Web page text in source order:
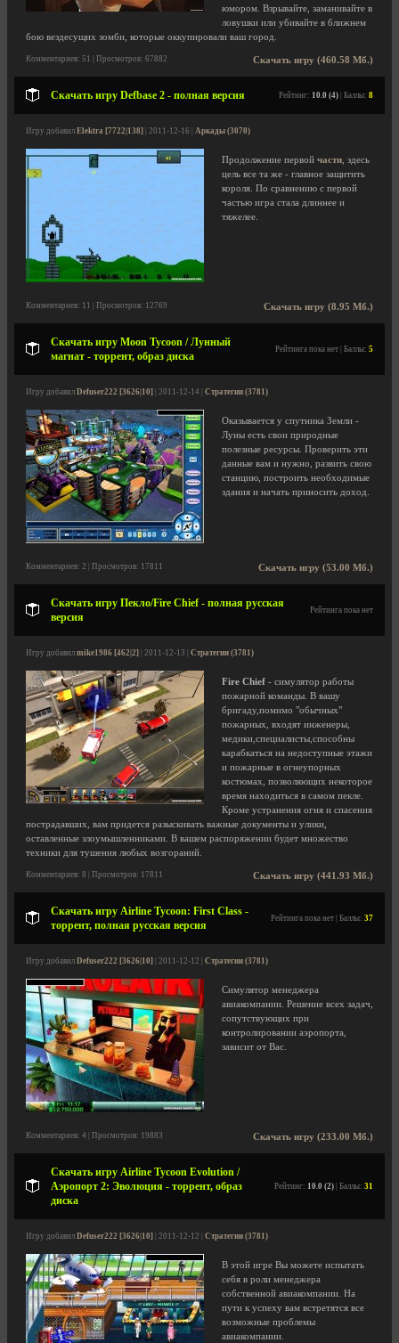
юмором. Взрывайте, заманивайте в
ловушки или убивайте в ближнем
бою вездесущих зомби, которые оккупировали ваш город.
Скачать игру (460.58 Мб.)
Комментариев: 51 | Просмотров: 67882
Скачать игру Defbase 2 - полная версия Рейтинг: 10.0 (4) | Баллы: 8
Игру добавил Elektra [7722|138] | 2011-12-16 | Аркады (3070)
Продолжение первой части , здесь
цель все та же - главное защитить
короля. По сравнению с первой
частью игра стала длиннее и
тяжелее.
Скачать игру (8.95 Мб.)
Комментариев: 11 | Просмотров: 12769
Скачать игру Moon Tycoon / Лунный
магнат - торрент, образ диска
Рейтинга пока нет | Баллы: 5
Игру добавил Defuser222 [3626|10] | 2011-12-14 | Стратегии (3781)
Оказывается у спутника Земли -
Луны есть свои природные
полезные ресурсы. Проверить эти
данные вам и нужно, развить свою
станцию, построить необходимые
здания и начать приносить доход.
Скачать игру (53.00 Мб.)
Комментариев: 2 | Просмотров: 17811
Скачать игру Пекло/Fire Chief - полная русская
версия
Рейтинга пока нет
Игру добавил mike1986 [462|2] | 2011-12-13 | Стратегии (3781)
Fire Chief - симулятор работы
пожарной команды. В вашу
бригаду,помимо "обычных"
пожарных, входят инженеры,
медики,специалисты,способны
карабкаться на недоступные этажи
и пожарные в огнеупорных
костюмах, позволяющих некоторое
время находиться в самом пекле.
Кроме устранения огня и спасения
пострадавших, вам придется разыскивать важные документы и улики,
оставленные злоумышленниками. В вашем распоряжении будет множество
техники для тушения любых возгораний.
Скачать игру (441.93 Мб.)
Комментариев: 8 | Просмотров: 17811
Скачать игру Airline Tycoon: First Class -
торрент, полная русская версия
Рейтинга пока нет | Баллы: 37
Игру добавил Defuser222 [3626|10] | 2011-12-12 | Стратегии (3781)
Симулятор менеджера
авиакомпании. Решение всех задач,
сопутствующих при
контролировании аэропорта,
зависит от Вас.
Скачать игру (233.00 Мб.)
Комментариев: 4 | Просмотров: 19883
Скачать игру Airline Tycoon Evolution /
Аэропорт 2: Эволюция - торрент, образ
диска
Рейтинг: 10.0 (2) | Баллы: 31
Игру добавил Defuser222 [3626|10] | 2011-12-12 | Стратегии (3781)
В этой игре Вы можете испытать
себя в роли менеджера
собственной авиакомпании. На
пути к успеху вам встретятся все
возможные проблемы
авиакомпании.